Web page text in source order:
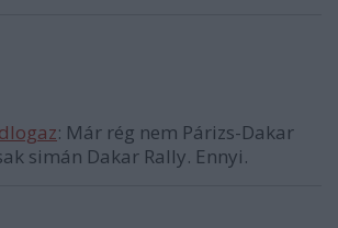
: Már rég nem Párizs-Dakar
simán Dakar Rally. Ennyi.